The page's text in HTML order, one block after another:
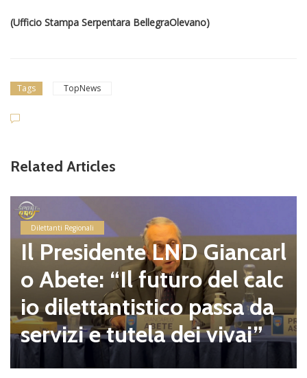
(Ufficio Stampa Serpentara BellegraOlevano)
Tags TopNews
Related Articles
Dilettanti Regionali
Il Presidente LND Giancarl
o Abete: “Il futuro del calc
io dilettantistico passa da
servizi e tutela dei vivai”